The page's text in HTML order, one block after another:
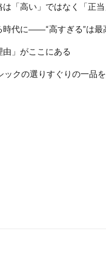
「高い」ではなく「正当
時代に――“高すぎる”は最
」がここにある
ックの選りすぐりの一品